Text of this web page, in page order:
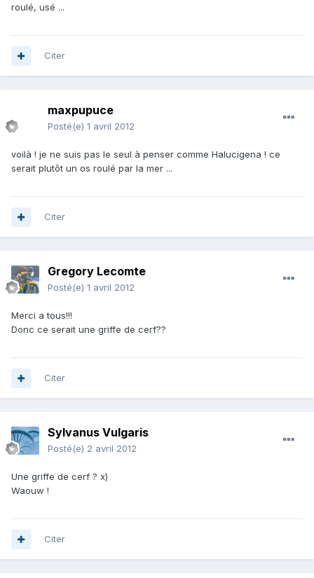
roulé, usé ...
Citer
maxpupuce
Posté(e) 1 avril 2012
voilà ! je ne suis pas le seul à penser comme Halucigena ! ce
serait plutôt un os roulé par la mer ...
Citer
Gregory Lecomte
Posté(e) 1 avril 2012
Merci a tous!!!
Donc ce serait une griffe de cerf??
Citer
Sylvanus Vulgaris
Posté(e) 2 avril 2012
Une griffe de cerf ? x)
Waouw !
Citer